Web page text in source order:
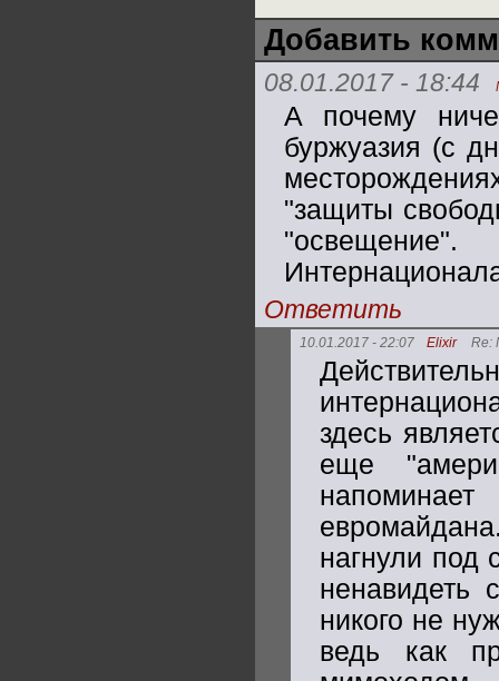
Добавить
08.01.2017 - 18:44
А почему
буржуазия (с
"защиты
Ответить
10.01.2017 - 22:07 Elixir Re:
здесь
еще
нагнули под
ненавидеть
никого не
ведь как